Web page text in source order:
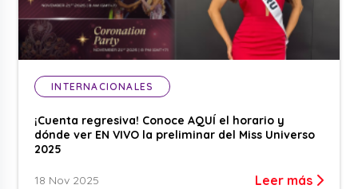
INTERNACIONALES
¡Cuenta regresiva! Conoce AQUÍ el horario y
dónde ver EN VIVO la preliminar del Miss Universo
2025
18 Nov 2025 Leer más